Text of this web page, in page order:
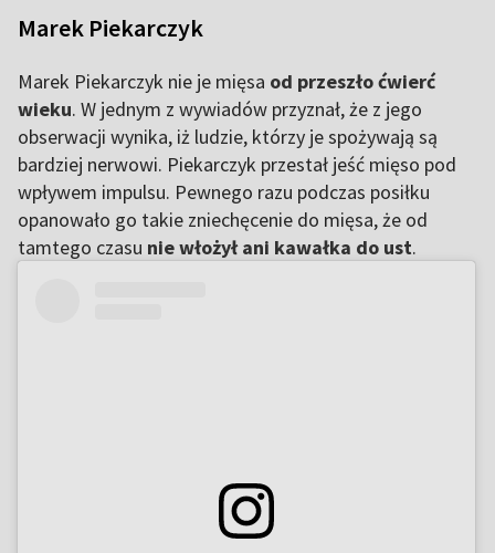
Marek Piekarczyk
Marek Piekarczyk nie je mięsa od przeszło ćwierć
wieku. W jednym z wywiadów przyznał, że z jego
obserwacji wynika, iż ludzie, którzy je spożywają są
bardziej nerwowi. Piekarczyk przestał jeść mięso pod
wpływem impulsu. Pewnego razu podczas posiłku
opanowało go takie zniechęcenie do mięsa, że od
tamtego czasu nie włożył ani kawałka do ust.